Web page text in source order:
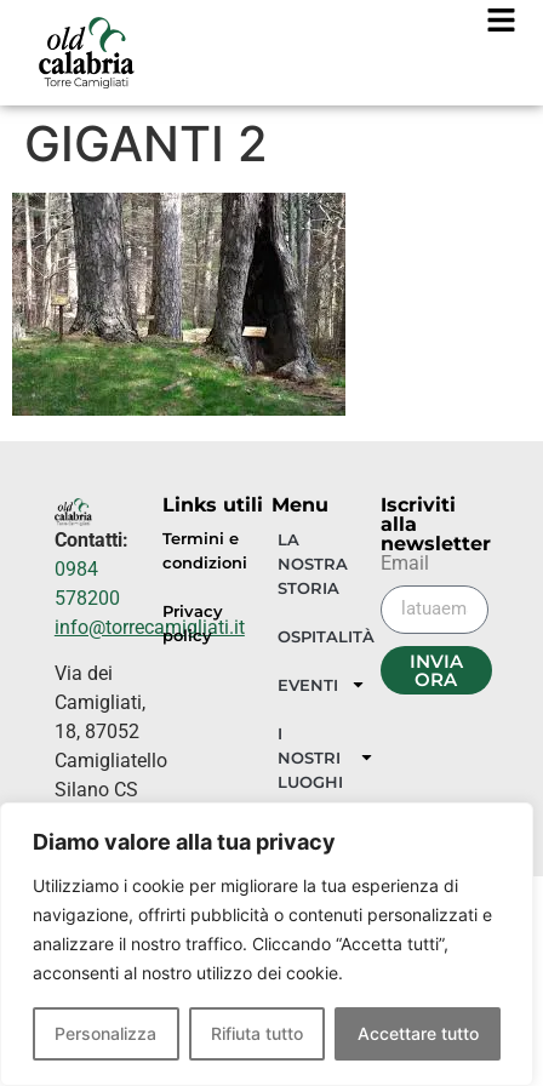
Diamo valore alla tua privacy
Utilizziamo i cookie per migliorare la tua esperienza di
navigazione, offrirti pubblicità o contenuti personalizzati e
analizzare il nostro traffico. Cliccando “Accetta tutti”,
acconsenti al nostro utilizzo dei cookie.
Personalizza Rifiuta tutto Accettare tutto
GIGANTI 2
Contatti:
0984
578200
info@torrecamigliati.it
Via dei
Camigliati,
18, 87052
Camigliatello
Silano CS
Links utili
Termini e
condizioni
Privacy
policy
Menu
LA
NOSTRA
STORIA
OSPITALITÀ
EVENTI
I
NOSTRI
LUOGHI
Iscriviti
alla
newsletter
Email
INVIA
ORA